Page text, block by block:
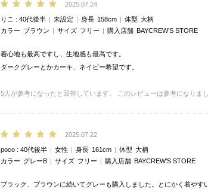
2025.07.24
りこ 40代後半 未設定 身長 158cm 体型 大柄
カラー ブラウン サイズ フリー 購入店舗 BAYCREW’S STORE
着心地も最高ですし、生地感も最高です。
ダークグレーとかカーキ、ネイビー希望です。
5 人が参考になったと回答しています。 このレビューは参考になりま
2025.07.22
poco 40代後半 女性 身長 161cm 体型 大柄
カラー グレーB サイズ フリー 購入店舗 BAYCREW’S STORE
ブラック、ブラウンに続いてグレーも購入しました。とにかく着や